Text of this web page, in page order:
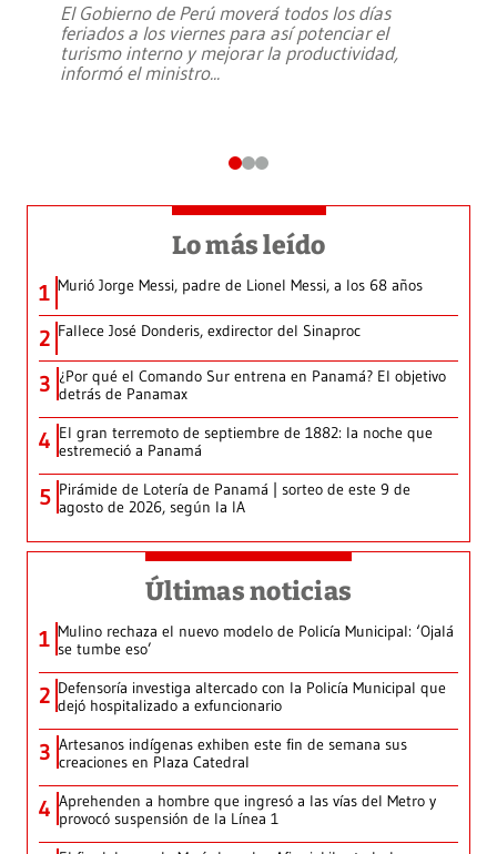
El Gobierno de Perú moverá todos los días
feriados a los viernes para así potenciar el
turismo interno y mejorar la productividad,
informó el ministro...
Lo más leído
1 Murió Jorge Messi, padre de Lionel Messi, a los 68 años
2 Fallece José Donderis, exdirector del Sinaproc
3 ¿Por qué el Comando Sur entrena en Panamá? El objetivo
detrás de Panamax
4 El gran terremoto de septiembre de 1882: la noche que
estremeció a Panamá
5 Pirámide de Lotería de Panamá | sorteo de este 9 de
agosto de 2026, según la IA
Últimas noticias
1 Mulino rechaza el nuevo modelo de Policía Municipal: ‘Ojalá
se tumbe eso’
2 Defensoría investiga altercado con la Policía Municipal que
dejó hospitalizado a exfuncionario
3 Artesanos indígenas exhiben este fin de semana sus
creaciones en Plaza Catedral
4 Aprehenden a hombre que ingresó a las vías del Metro y
provocó suspensión de la Línea 1